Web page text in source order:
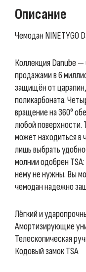
Описание
Чемодан NINETYGO
Коллекция Danube
продажами в 6
защищён от
поликарбоната.
вращение на 360°
любой поверхности.
может находиться в
лишь выбрать
молнии одобрен
нему не нужны. Вы
чемодан надежно
Лёгкий и
Амортизирующие
Телескопическая
Кодовый замок TSA